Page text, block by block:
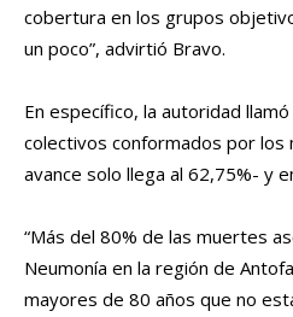
cobertura en los grupos
un poco”, advirtió Bravo.
En específico, la autoridad
colectivos conformados por los
avance solo llega al 62,75%- y
“Más del 80% de las muertes
Neumonía en la región de
mayores de 80 años que no